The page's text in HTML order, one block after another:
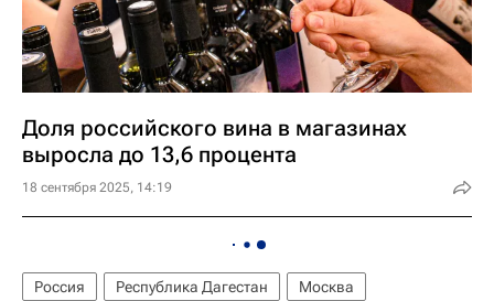
Доля российского вина в магазинах
выросла до 13,6 процента
18 сентября 2025, 14:19
Россия Республика Дагестан
Москва